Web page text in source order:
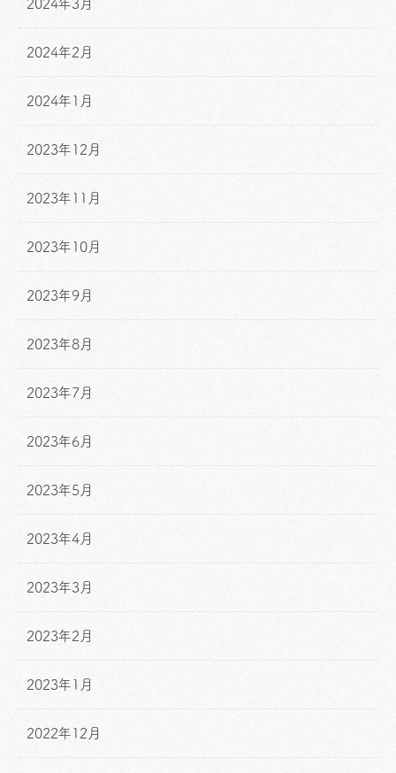
2024年3月
2024年2月
2024年1月
2023年12月
2023年11月
2023年10月
2023年9月
2023年8月
2023年7月
2023年6月
2023年5月
2023年4月
2023年3月
2023年2月
2023年1月
2022年12月